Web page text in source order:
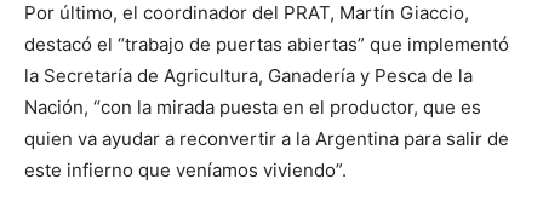
Por último, el coordinador del PRAT, Martín Giaccio,
destacó el “trabajo de puertas abiertas” que implementó
la Secretaría de Agricultura, Ganadería y Pesca de la
Nación, “con la mirada puesta en el productor, que es
quien va ayudar a reconvertir a la Argentina para salir de
este infierno que veníamos viviendo”.